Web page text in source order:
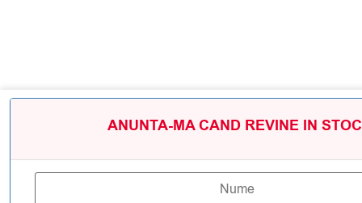
ANUNTA-MA CAND REVINE IN